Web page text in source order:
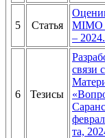
5 Статья
MIMO
–
6 Тезисы
связи
та,